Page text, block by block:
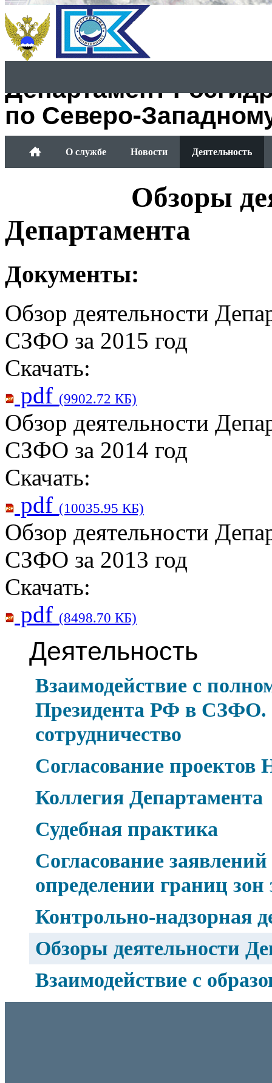
Департамент
по Северо-
О службе Новости Деятельность
Обзоры
Департамента
Документы:
Обзор деятельности
СЗФО за 2015 год
Скачать:
pdf (9902.72 КБ)
Обзор деятельности
СЗФО за 2014 год
Скачать:
pdf (10035.95 КБ)
Обзор деятельности
СЗФО за 2013 год
Скачать:
pdf (8498.70 КБ)
Деятельность
Взаимодействие с
Президента РФ в СЗФО.
сотрудничество
Согласование проектов
Коллегия Департамента
Судебная практика
Согласование
определении границ зон
Контрольно-надзорная
Обзоры деятельности
Взаимодействие с